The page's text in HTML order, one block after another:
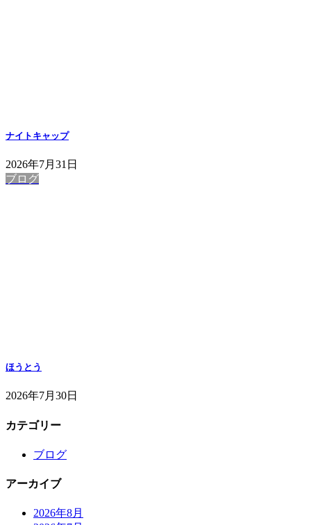
ナイトキャップ
2026年7月31日
ブログ
ほうとう
2026年7月30日
カテゴリー
ブログ
アーカイブ
2026年8月